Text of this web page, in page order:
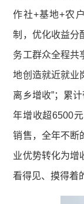
作社+基地+农
制，优化收益分
务工群众全程共
地创造就近就业
离乡增收”；累
年增收超6500
销售，全年不断
业优势转化为增
看得见、摸得着